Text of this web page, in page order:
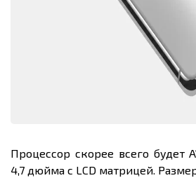
Процессор скорее всего будет
4,7 дюйма с LCD матрицей.